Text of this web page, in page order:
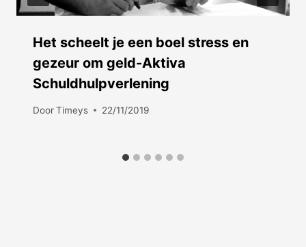
Het scheelt je een boel stress en
gezeur om geld-Aktiva
Schuldhulpverlening
DoorTimeys 22/11/2019